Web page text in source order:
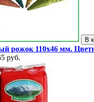
В
рожок 110х46 мм.
руб.